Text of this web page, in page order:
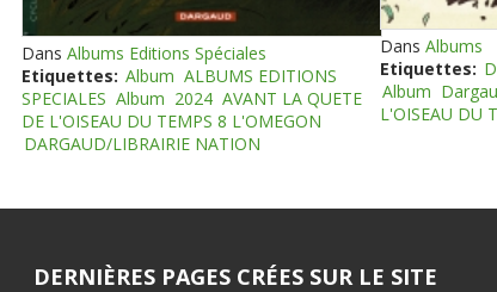
Dans Albums Editions Spéciales
Etiquettes: Album ALBUMS EDITIONS
SPECIALES Album 2024 AVANT LA QUETE
DE L'OISEAU DU TEMPS 8 L'OMEGON
DARGAUD/LIBRAIRIE NATION
Dans Albums
Etiquettes:
Album
L'OISEAU DU
DERNIÈRES PAGES CRÉES SUR LE SITE